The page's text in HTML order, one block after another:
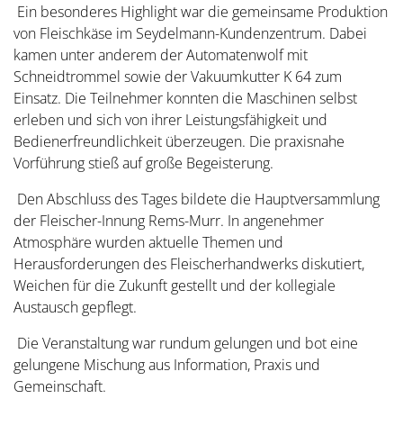
Ein besonderes Highlight war die gemeinsame Produktion
von Fleischkäse im Seydelmann-Kundenzentrum. Dabei
kamen unter anderem der Automatenwolf mit
Schneidtrommel sowie der Vakuumkutter K 64 zum
Einsatz. Die Teilnehmer konnten die Maschinen selbst
erleben und sich von ihrer Leistungsfähigkeit und
Bedienerfreundlichkeit überzeugen. Die praxisnahe
Vorführung stieß auf große Begeisterung.
Den Abschluss des Tages bildete die Hauptversammlung
der Fleischer-Innung Rems-Murr. In angenehmer
Atmosphäre wurden aktuelle Themen und
Herausforderungen des Fleischerhandwerks diskutiert,
Weichen für die Zukunft gestellt und der kollegiale
Austausch gepflegt.
Die Veranstaltung war rundum gelungen und bot eine
gelungene Mischung aus Information, Praxis und
Gemeinschaft.